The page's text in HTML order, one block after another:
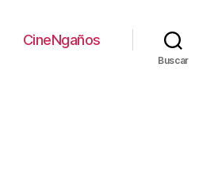
CineNgaños
Buscar